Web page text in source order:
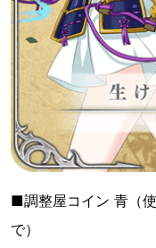
■調整屋コイン 青（
で）